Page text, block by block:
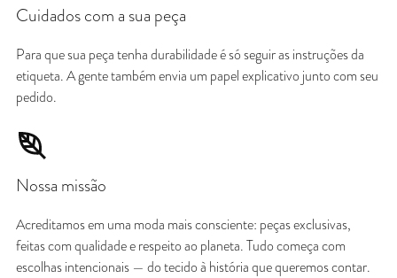
Cuidados com a sua peça
Para que sua peça tenha durabilidade é só seguir as instruções da
etiqueta. A gente também envia um papel explicativo junto com seu
pedido.
Nossa missão
Acreditamos em uma moda mais consciente: peças exclusivas,
feitas com qualidade e respeito ao planeta. Tudo começa com
escolhas intencionais — do tecido à história que queremos contar.